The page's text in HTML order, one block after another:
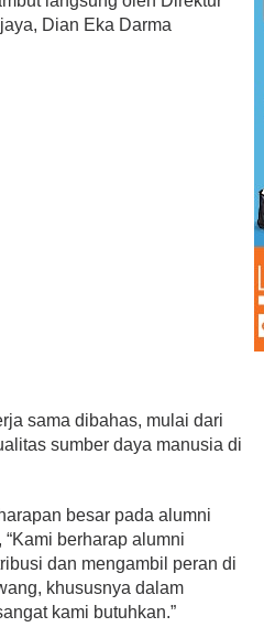
Dian Eka Darma
sama dibahas, mulai dari
sumber daya manusia di
besar pada alumni
berharap alumni
dan mengambil peran di
khususnya dalam
kami butuhkan.”